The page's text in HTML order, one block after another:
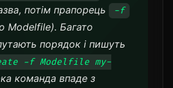
потім прапорець -f
Modelfile). Багато
порядок і пишуть
-f Modelfile my-
команда впаде з